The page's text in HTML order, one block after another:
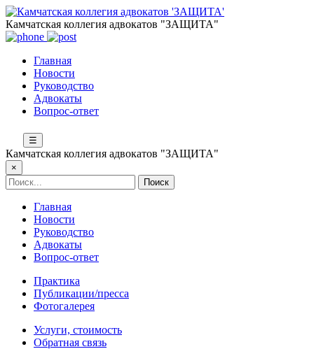
Камчатская коллегия адвокатов "ЗАЩИТА"
Главная
Новости
Руководство
Адвокаты
Вопрос-ответ
☰
Камчатская коллегия адвокатов "ЗАЩИТА"
×
Главная
Новости
Руководство
Адвокаты
Вопрос-ответ
Практика
Публикации/пресса
Фотогалерея
Услуги, стоимость
Обратная связь